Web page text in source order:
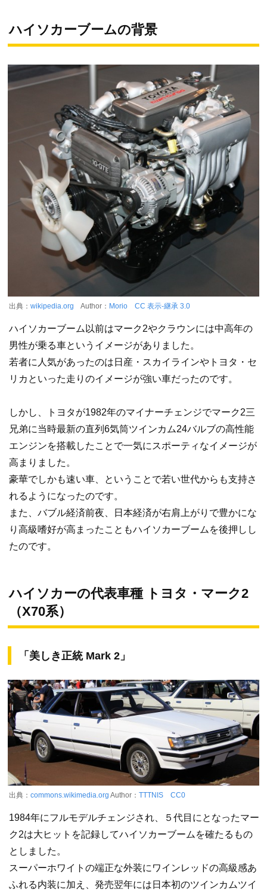
ハイソカーブームの背景
出典： wikipedia.org Author： Morio CC 表示-継承 3.0
ハイソカーブーム以前はマーク2やクラウンには中高年の
男性が乗る車というイメージがありました。
若者に人気があったのは日産・スカイラインやトヨタ・セ
リカといった走りのイメージが強い車だったのです。
しかし、トヨタが1982年のマイナーチェンジでマーク2三
兄弟に当時最新の直列6気筒ツインカム24バルブの高性能
エンジンを搭載したことで一気にスポーティなイメージが
高まりました。
豪華でしかも速い車、ということで若い世代からも支持さ
れるようになったのです。
また、バブル経済前夜、日本経済が右肩上がりで豊かにな
り高級嗜好が高まったこともハイソカーブームを後押しし
たのです。
ハイソカーの代表車種 トヨタ・マーク2
（X70系）
「美しき正統 Mark 2」
出典： commons.wikimedia.org Author： TTTNIS CC0
1984年にフルモデルチェンジされ、５代目にとなったマー
ク2は大ヒットを記録してハイソカーブームを確たるもの
としました。
スーパーホワイトの端正な外装にワインレッドの高級感あ
ふれる内装に加え、発売翌年には日本初のツインカムツイ